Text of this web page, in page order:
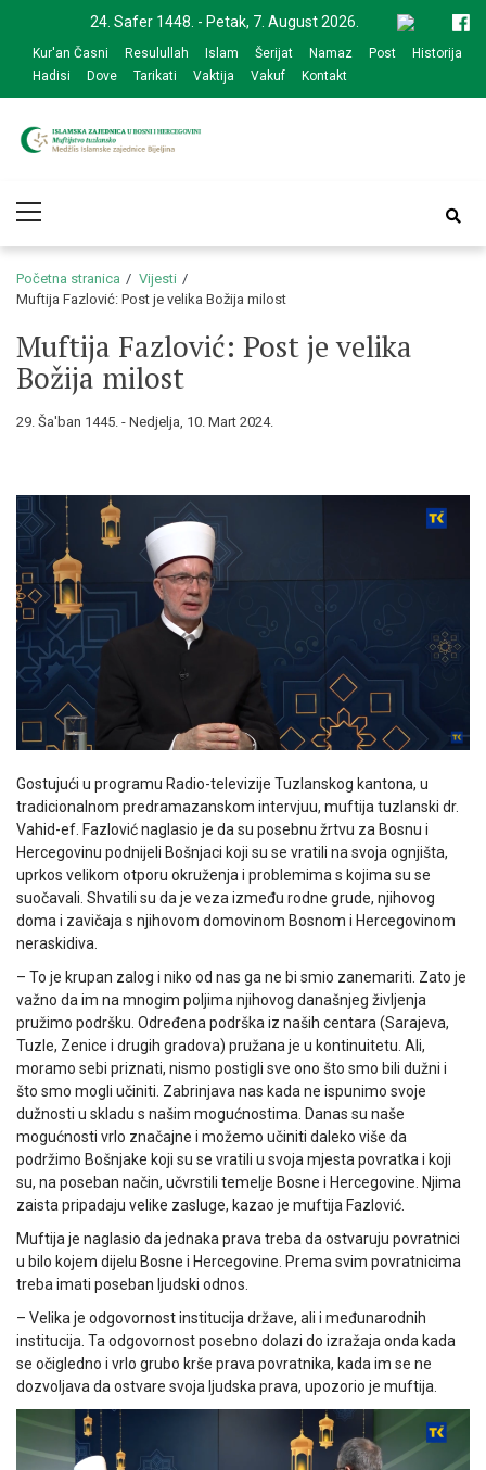
navigation
content
24. Safer 1448. - Petak, 7. August 2026.
Kur'an Časni Resulullah Islam Šerijat Namaz Post
Historija
Hadisi
Dove Tarikati Vaktija Vakuf Kontakt
zajednice Bijeljina
Menu
Početna stranica
Vijesti
Muftija Fazlović: Post je velika Božija milost
Muftija Fazlović: Post je velika
Božija milost
29. Ša'ban 1445. - Nedjelja, 10. Mart 2024.
Gostujući u programu Radio-televizije Tuzlanskog kantona, u
tradicionalnom predramazanskom intervjuu, muftija tuzlanski dr.
Vahid-ef. Fazlović naglasio je da su posebnu žrtvu za Bosnu i
Hercegovinu podnijeli Bošnjaci koji su se vratili na svoja ognjišta,
uprkos velikom otporu okruženja i problemima s kojima su se
suočavali. Shvatili su da je veza između rodne grude, njihovog
doma i zavičaja s njihovom domovinom Bosnom i Hercegovinom
neraskidiva.
– To je krupan zalog i niko od nas ga ne bi smio zanemariti. Zato je
važno da im na mnogim poljima njihovog današnjeg življenja
pružimo podršku. Određena podrška iz naših centara (Sarajeva,
Tuzle, Zenice i drugih gradova) pružana je u kontinuitetu. Ali,
moramo sebi priznati, nismo postigli sve ono što smo bili dužni i
što smo mogli učiniti. Zabrinjava nas kada ne ispunimo svoje
dužnosti u skladu s našim mogućnostima. Danas su naše
mogućnosti vrlo značajne i možemo učiniti daleko više da
podržimo Bošnjake koji su se vratili u svoja mjesta povratka i koji
su, na poseban način, učvrstili temelje Bosne i Hercegovine. Njima
zaista pripadaju velike zasluge, kazao je muftija Fazlović.
Muftija je naglasio da jednaka prava treba da ostvaruju povratnici
u bilo kojem dijelu Bosne i Hercegovine. Prema svim povratnicima
treba imati poseban ljudski odnos.
– Velika je odgovornost institucija države, ali i međunarodnih
institucija. Ta odgovornost posebno dolazi do izražaja onda kada
se očigledno i vrlo grubo krše prava povratnika, kada im se ne
dozvoljava da ostvare svoja ljudska prava, upozorio je muftija.